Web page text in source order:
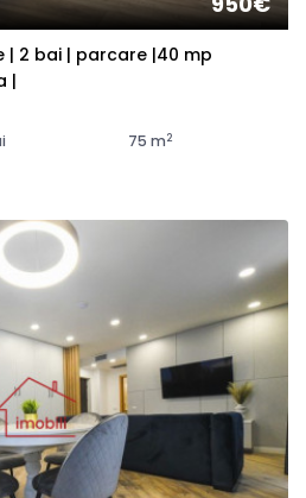
2 bai | parcare |40 mp
|
75 m2